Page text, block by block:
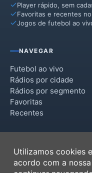
Player rápido, sem
Favoritas e recentes
Jogos de futebol ao
NAVEGAR
Futebol ao vivo
Rádios por cidade
Rádios por segmento
Favoritas
Recentes
Termos de Uso
Política de Privacidade
Utilizamos cookies
acordo com a nossa